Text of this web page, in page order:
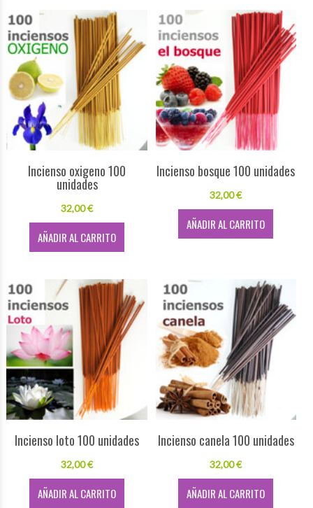
Incienso oxigeno 100
unidades
32,00 €
AÑADIR AL CARRITO
Incienso bosque 100 unidades
32,00 €
AÑADIR AL CARRITO
Incienso loto 100 unidades
32,00 €
AÑADIR AL CARRITO
Incienso canela 100 unidades
32,00 €
AÑADIR AL CARRITO